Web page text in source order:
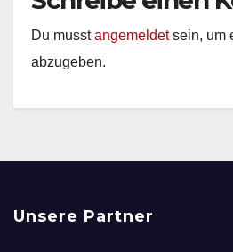
Du musstangemeldetsein, um
abzugeben.
Unsere Partner